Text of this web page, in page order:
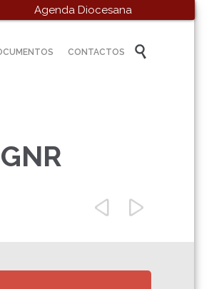
Agenda Diocesana
Skip
to
CONTACTOS 
 